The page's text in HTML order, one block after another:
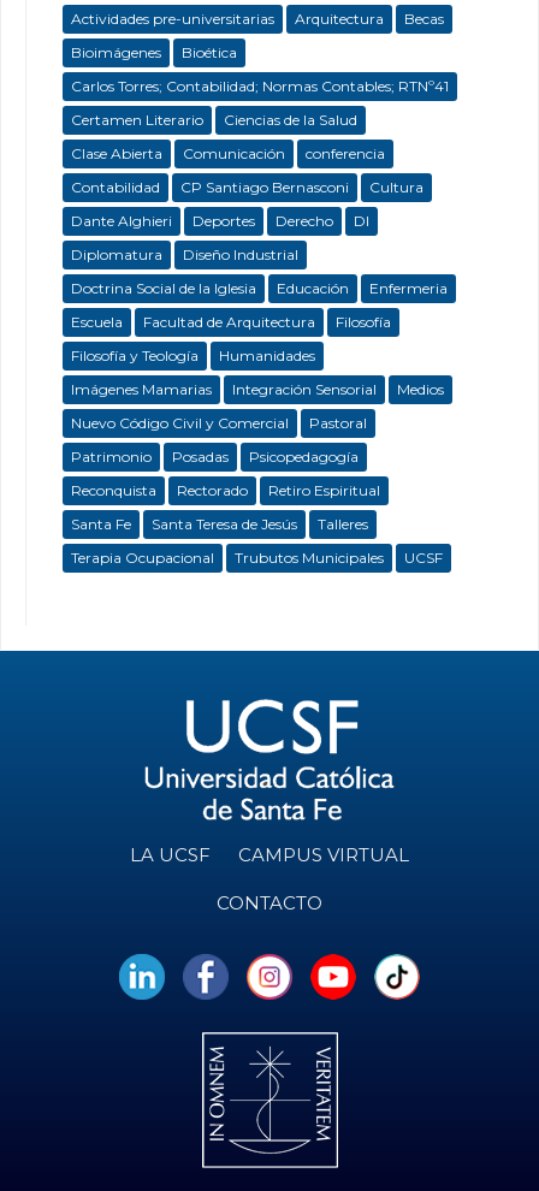
Actividades pre-universitarias Arquitectura
Becas
Bioimágenes
Bioética
Carlos Torres; Contabilidad; Normas Contables; RTNº41
Certamen Literario
Ciencias de la Salud
Clase Abierta
Comunicación
conferencia
Contabilidad
CP Santiago Bernasconi
Cultura
Dante Alghieri
Deportes Derecho
DI
Diplomatura
Diseño Industrial
Doctrina Social de la Iglesia
Educación
Enfermeria
Escuela
Facultad de Arquitectura
Filosofía
Filosofía y Teología
Humanidades
Imágenes Mamarias
Integración Sensorial
Medios
Nuevo Código Civil y Comercial
Pastoral
Patrimonio
Posadas
Psicopedagogía
Reconquista
Rectorado
Retiro Espiritual
Santa Fe
Santa Teresa de Jesús
Talleres
Terapia Ocupacional
Trubutos Municipales UCSF
LA UCSF CAMPUS VIRTUAL
CONTACTO